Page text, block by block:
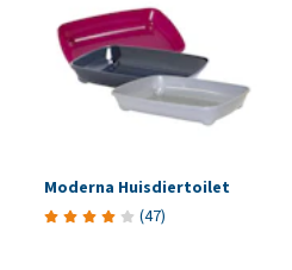
Moderna Huisdiertoilet
(47)